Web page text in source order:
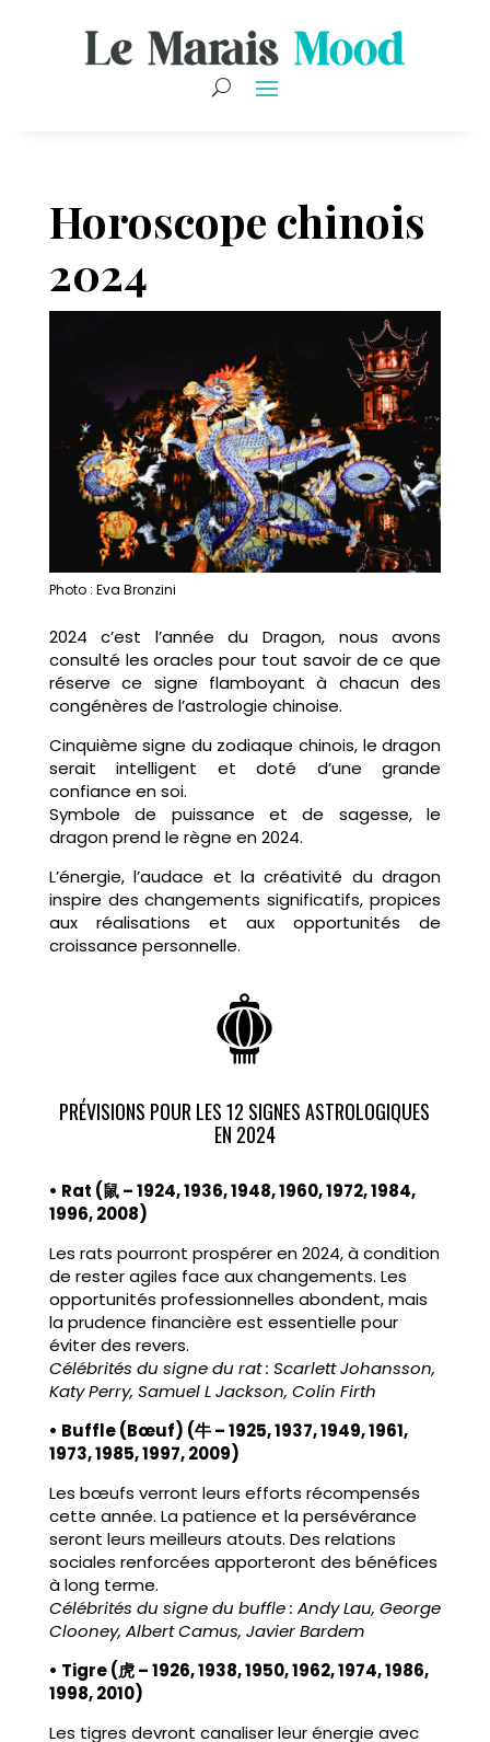
Horoscope chinois
2024
Photo : Eva Bronzini
2024 c’est l’année du Dragon, nous avons
consulté les oracles pour tout savoir de ce que
réserve ce signe flamboyant à chacun des
congénères de l’astrologie chinoise.
Cinquième signe du zodiaque chinois, le dragon
serait intelligent et doté d’une grande
confiance en soi.
Symbole de puissance et de sagesse, le
dragon prend le règne en 2024.
L’énergie, l’audace et la créativité du dragon
inspire des changements significatifs, propices
aux réalisations et aux opportunités de
croissance personnelle.
PRÉVISIONS POUR LES 12 SIGNES ASTROLOGIQUES
EN 2024
• Rat (鼠 – 1924, 1936, 1948, 1960, 1972, 1984,
1996, 2008)
Les rats pourront prospérer en 2024, à condition
de rester agiles face aux changements. Les
opportunités professionnelles abondent, mais
la prudence financière est essentielle pour
éviter des revers.
Célébrités du signe du rat : Scarlett Johansson,
Katy Perry, Samuel L Jackson, Colin Firth
• Buffle (Bœuf) (牛 – 1925, 1937, 1949, 1961,
1973, 1985, 1997, 2009)
Les bœufs verront leurs efforts récompensés
cette année. La patience et la persévérance
seront leurs meilleurs atouts. Des relations
sociales renforcées apporteront des bénéfices
à long terme.
Célébrités du signe du buffle : Andy Lau, George
Clooney, Albert Camus, Javier Bardem
• Tigre (虎 – 1926, 1938, 1950, 1962, 1974, 1986,
1998, 2010)
Les tigres devront canaliser leur énergie avec